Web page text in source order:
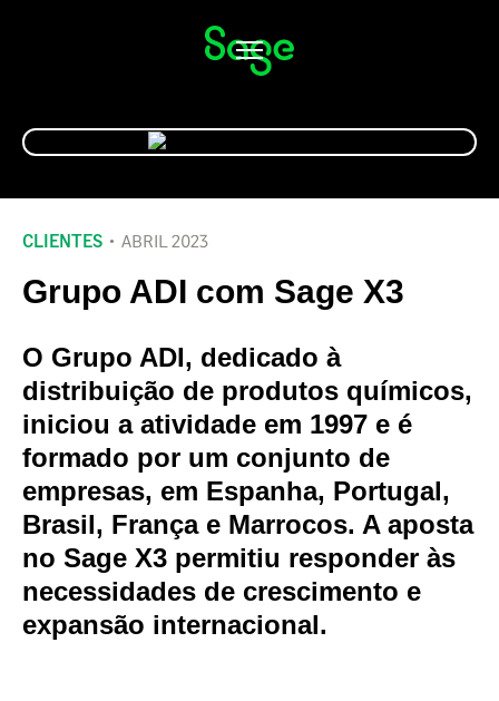
Alternar
navegação
CLIENTES ABRIL 2023
Grupo ADI com Sage X3
O Grupo ADI, dedicado à
distribuição de produtos químicos,
iniciou a atividade em 1997 e é
formado por um conjunto de
empresas, em Espanha, Portugal,
Brasil, França e Marrocos. A aposta
no Sage X3 permitiu responder às
necessidades de crescimento e
expansão internacional.